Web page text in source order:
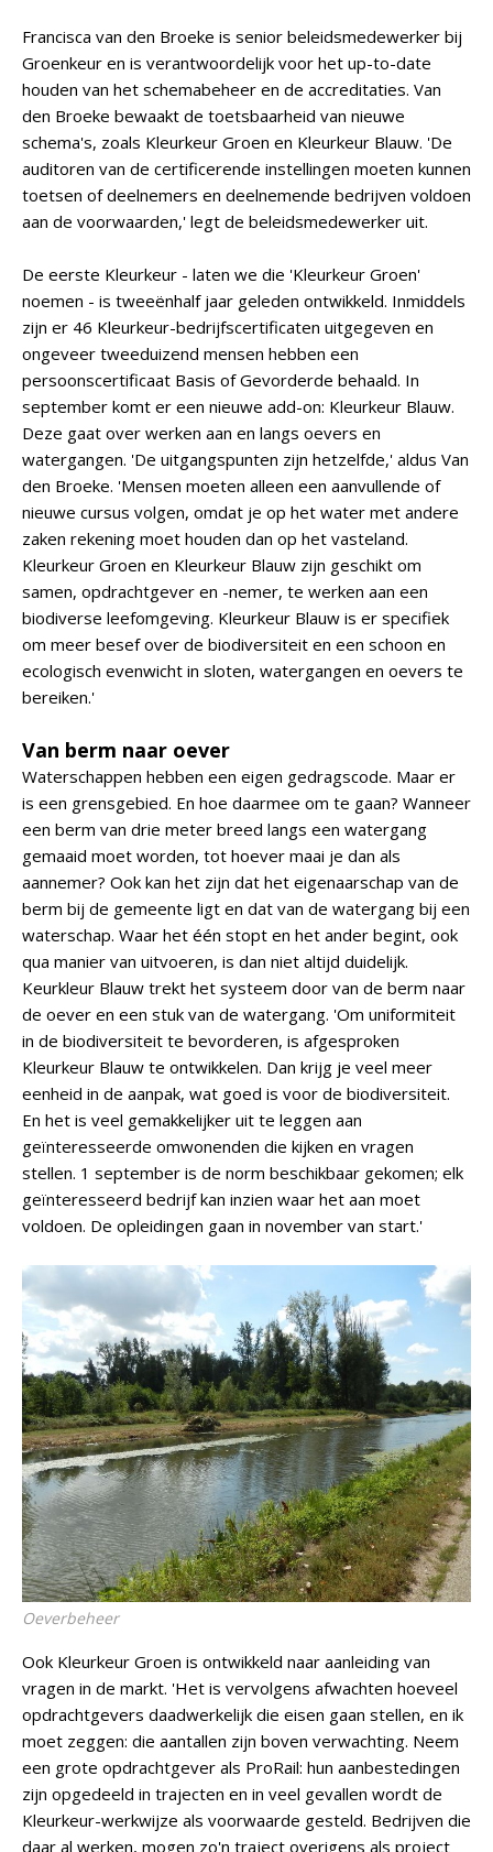
Francisca van den Broeke is senior beleidsmedewerker bij
Groenkeur en is verantwoordelijk voor het up-to-date
houden van het schemabeheer en de accreditaties. Van
den Broeke bewaakt de toetsbaarheid van nieuwe
schema's, zoals Kleurkeur Groen en Kleurkeur Blauw. 'De
auditoren van de certificerende instellingen moeten kunnen
toetsen of deelnemers en deelnemende bedrijven voldoen
aan de voorwaarden,' legt de beleidsmedewerker uit.
De eerste Kleurkeur - laten we die 'Kleurkeur Groen'
noemen - is tweeënhalf jaar geleden ontwikkeld. Inmiddels
zijn er 46 Kleurkeur-bedrijfscertificaten uitgegeven en
ongeveer tweeduizend mensen hebben een
persoonscertificaat Basis of Gevorderde behaald. In
september komt er een nieuwe add-on: Kleurkeur Blauw.
Deze gaat over werken aan en langs oevers en
watergangen. 'De uitgangspunten zijn hetzelfde,' aldus Van
den Broeke. 'Mensen moeten alleen een aanvullende of
nieuwe cursus volgen, omdat je op het water met andere
zaken rekening moet houden dan op het vasteland.
Kleurkeur Groen en Kleurkeur Blauw zijn geschikt om
samen, opdrachtgever en -nemer, te werken aan een
biodiverse leefomgeving. Kleurkeur Blauw is er specifiek
om meer besef over de biodiversiteit en een schoon en
ecologisch evenwicht in sloten, watergangen en oevers te
bereiken.'
Van berm naar oever
Waterschappen hebben een eigen gedragscode. Maar er
is een grensgebied. En hoe daarmee om te gaan? Wanneer
een berm van drie meter breed langs een watergang
gemaaid moet worden, tot hoever maai je dan als
aannemer? Ook kan het zijn dat het eigenaarschap van de
berm bij de gemeente ligt en dat van de watergang bij een
waterschap. Waar het één stopt en het ander begint, ook
qua manier van uitvoeren, is dan niet altijd duidelijk.
Keurkleur Blauw trekt het systeem door van de berm naar
de oever en een stuk van de watergang. 'Om uniformiteit
in de biodiversiteit te bevorderen, is afgesproken
Kleurkeur Blauw te ontwikkelen. Dan krijg je veel meer
eenheid in de aanpak, wat goed is voor de biodiversiteit.
En het is veel gemakkelijker uit te leggen aan
geïnteresseerde omwonenden die kijken en vragen
stellen. 1 september is de norm beschikbaar gekomen; elk
geïnteresseerd bedrijf kan inzien waar het aan moet
voldoen. De opleidingen gaan in november van start.'
Oeverbeheer
Ook Kleurkeur Groen is ontwikkeld naar aanleiding van
vragen in de markt. 'Het is vervolgens afwachten hoeveel
opdrachtgevers daadwerkelijk die eisen gaan stellen, en ik
moet zeggen: die aantallen zijn boven verwachting. Neem
een grote opdrachtgever als ProRail: hun aanbestedingen
zijn opgedeeld in trajecten en in veel gevallen wordt de
Kleurkeur-werkwijze als voorwaarde gesteld. Bedrijven die
daar al werken, mogen zo'n traject overigens als project